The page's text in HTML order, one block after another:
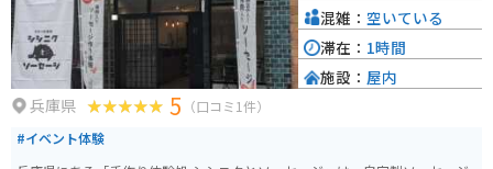
兵庫県 5 （口コミ1件）
#イベント体験
混雑： 空いている
滞在： 1時間
施設： 屋内